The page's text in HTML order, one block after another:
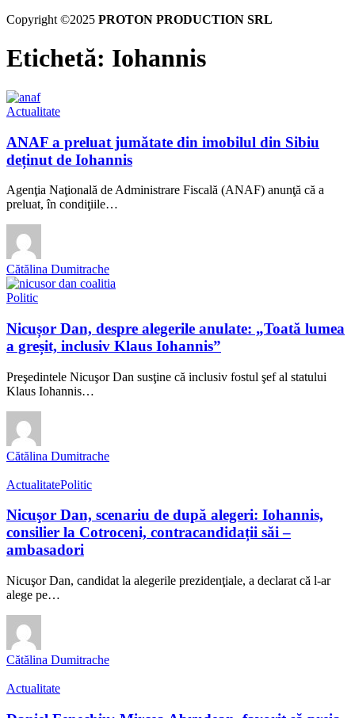
Copyright ©2025 PROTON PRODUCTION SRL
Etichetă: Iohannis
Actualitate
ANAF a preluat jumătate din imobilul din Sibiu
deținut de Iohannis
Agenţia Naţională de Administrare Fiscală (ANAF) anunţă că a
preluat, în condiţiile…
Cătălina Dumitrache
Politic
Nicușor Dan, despre alegerile anulate: „Toată lumea
a greșit, inclusiv Klaus Iohannis”
Preşedintele Nicuşor Dan susţine că inclusiv fostul şef al statului
Klaus Iohannis…
Cătălina Dumitrache
ActualitatePolitic
Nicuşor Dan, scenariu de după alegeri: Iohannis,
consilier la Cotroceni, contracandidații săi –
ambasadori
Nicuşor Dan, candidat la alegerile prezidenţiale, a declarat că l-ar
alege pe…
Cătălina Dumitrache
Actualitate